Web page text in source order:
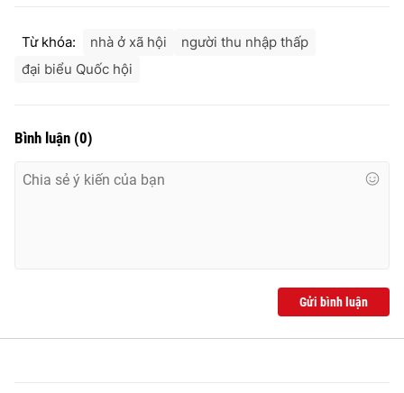
Từ khóa: nhà ở xã hội
người thu nhập thấp
đại biểu Quốc hội
Bình luận (0)
Gửi bình luận